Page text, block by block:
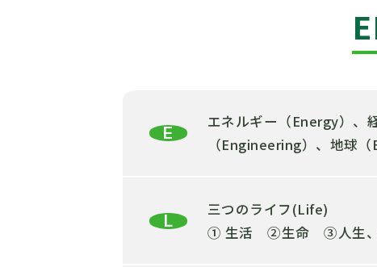
E
エネルギー（Energy）
（Engineering）、地球（
L
三つのライフ(Life)
➀ 生活 ②生命 ③人生、